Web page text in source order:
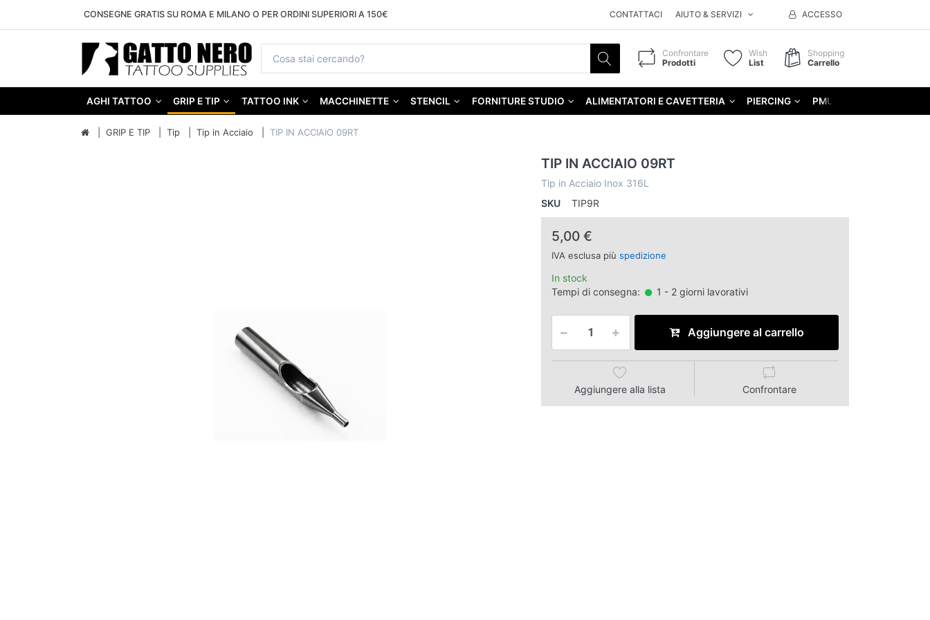
CONSEGNE GRATIS SU ROMA E MILANO O PER ORDINI SUPERIORI A 150€ CONTATTACI AIUTO & SERVIZI ACCESSO
Confrontare
Prodotti
Wish
List
Shopping
Carrello
AGHI TATTOO GRIP E TIP TATTOO INK MACCHINETTE STENCIL FORNITURE STUDIO ALIMENTATORI E CAVETTERIA PIERCING PMU
GRIP E TIP Tip Tip in Acciaio TIP IN ACCIAIO 09RT
TIP IN ACCIAIO 09RT
Tip in Acciaio Inox 316L
SKU
TIP9R
5,00 €
IVA esclusa più spedizione
In stock
Tempi di consegna:
1 - 2 giorni lavorativi
Aggiungere al carrello
Aggiungere alla lista Confrontare